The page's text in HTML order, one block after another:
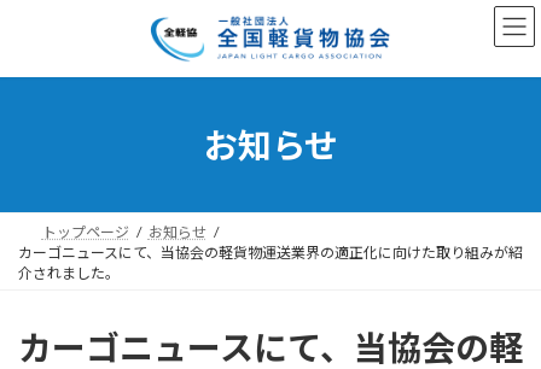
ン
ー
お知らせ
トップページ
お知らせ
カーゴニュースにて、当協会の軽貨物運送業界の適正化に向けた取り組みが紹
介されました。
カーゴニュースにて、当協会の軽